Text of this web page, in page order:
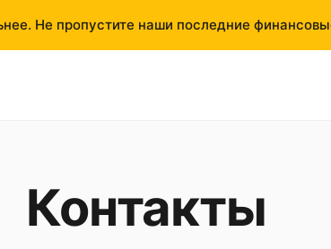
Не пропустите наши последние
Контакты